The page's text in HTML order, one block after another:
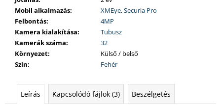
Mobil alkalmazás: XMEye,Securia Pro
Felbontás:
4MP
Kamera kialakítása:
Tubusz
Kamerák száma:
32
Környezet:
Külső / belső
Szín: Fehér
Leírás Kapcsolódó fájlok (3) Beszélgetés